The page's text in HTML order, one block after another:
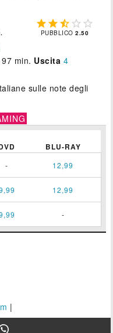
    
PUBBLICO2.50
min. Uscita 4
sulle note degli
BLU-RAY
- 12,99
12,99
-
|